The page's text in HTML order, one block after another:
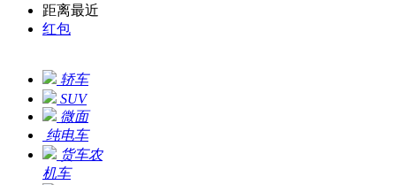
距离最近
红包
轿车
SUV
微面
纯电车
货车农
机车